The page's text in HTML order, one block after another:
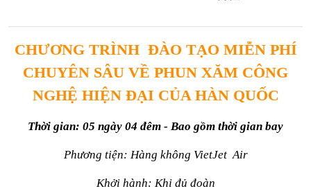
CHƯƠNG TRÌNH ĐÀO TẠO MIỄN PHÍ
CHUYÊN SÂU VỀ PHUN XĂM CÔNG
NGHỆ HIỆN ĐẠI CỦA HÀN QUỐC
Thời gian: 05 ngày 04 đêm - Bao gồm thời gian bay
Phương tiện: Hàng không VietJet Air
Khởi hành: Khi đủ đoàn